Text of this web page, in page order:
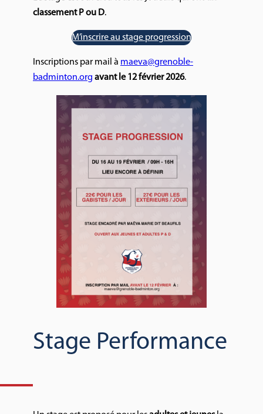
classement P ou D.
M’inscrire au stage progression
Inscriptions par mail à maeva@grenoble-
badminton.org avant le 12 février 2026.
Stage Performance